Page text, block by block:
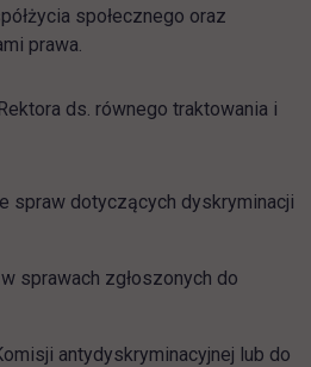
społecznego oraz
prawa.
ds. równego traktowania i
spraw dotyczących dyskryminacji
sprawach zgłoszonych do
antydyskryminacyjnej lub do